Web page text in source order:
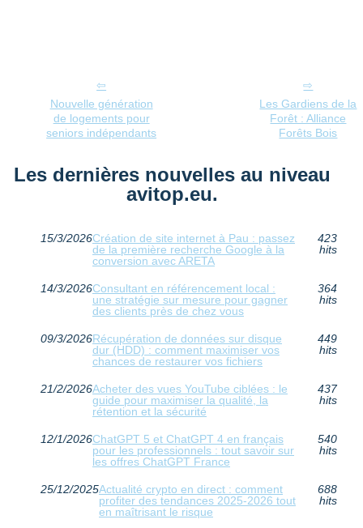
Nouvelle génération
de logements pour
seniors indépendants
Les Gardiens de la
Forêt : Alliance
Forêts Bois
Les dernières nouvelles au niveau
avitop.eu.
15/3/2026Création de site internet à Pau : passez
de la première recherche Google à la
conversion avec ARETA
423
hits
14/3/2026Consultant en référencement local :
une stratégie sur mesure pour gagner
des clients près de chez vous
364
hits
09/3/2026Récupération de données sur disque
dur (HDD) : comment maximiser vos
chances de restaurer vos fichiers
449
hits
21/2/2026Acheter des vues YouTube ciblées : le
guide pour maximiser la qualité, la
rétention et la sécurité
437
hits
12/1/2026ChatGPT 5 et ChatGPT 4 en français
pour les professionnels : tout savoir sur
les offres ChatGPT France
540
hits
25/12/2025Actualité crypto en direct : comment
profiter des tendances 2025-2026 tout
en maîtrisant le risque
688
hits